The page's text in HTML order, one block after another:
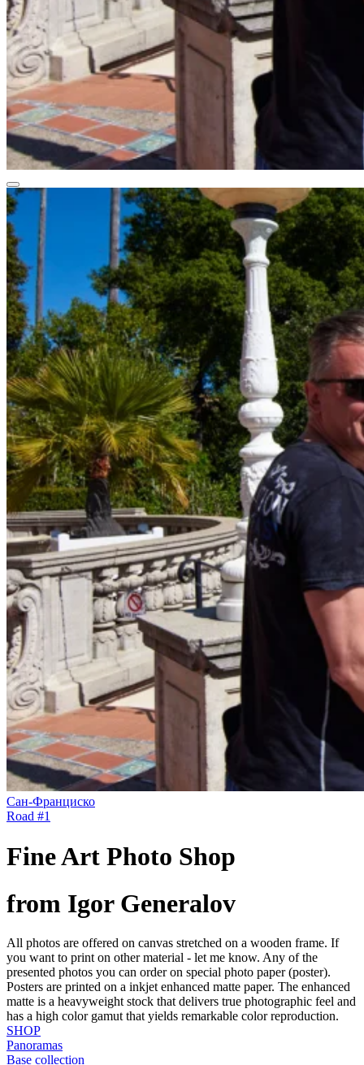
Сан-Франциско
Road #1
Fine Art Photo Shop
from Igor Generalov
All photos are offered on canvas stretched on a wooden frame. If
you want to print on other material - let me know. Any of the
presented photos you can order on special photo paper (poster).
Posters are printed on a inkjet enhanced matte paper. The enhanced
matte is a heavyweight stock that delivers true photographic feel and
has a high color gamut that yields remarkable color reproduction.
SHOP
Panoramas
Base collection